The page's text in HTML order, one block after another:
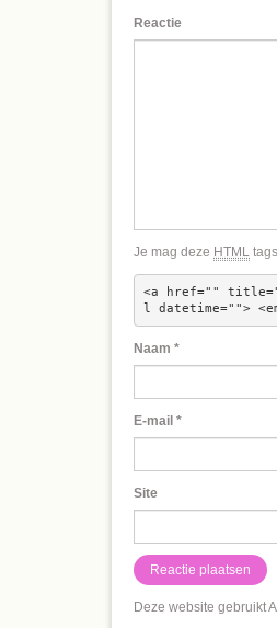
Reactie
Je mag deze HTML
<a href=""
l datetime="">
Naam *
E-mail *
Site
Deze website gebruikt